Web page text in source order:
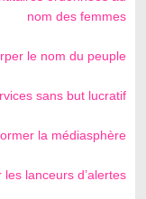
nom des femmes
le nom du peuple
sans but lucratif
la médiasphère
lanceurs d’alertes